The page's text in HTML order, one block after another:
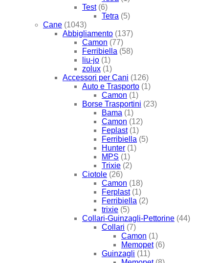
Test (6)
Tetra (5)
Cane (1043)
Abbigliamento (137)
Camon (77)
Ferribiella (58)
liu-jo (1)
zolux (1)
Accessori per Cani (126)
Auto e Trasporto (1)
Camon (1)
Borse Trasportini (23)
Bama (1)
Camon (12)
Feplast (1)
Ferribiella (5)
Hunter (1)
MPS (1)
Trixie (2)
Ciotole (26)
Camon (18)
Ferplast (1)
Ferribiella (2)
trixie (5)
Collari-Guinzagli-Pettorine (44)
Collari (7)
Camon (1)
Memopet (6)
Guinzagli (11)